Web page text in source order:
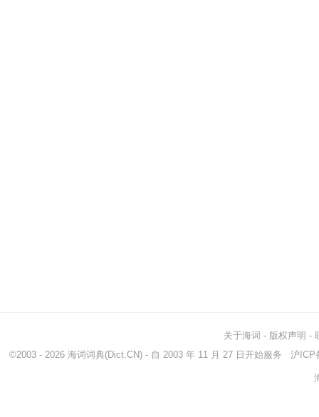
关于海词 - 版权声明 -
©2003 - 2026 海词词典(Dict.CN) - 自 2003 年 11 月 27 日开始服务 沪ICP